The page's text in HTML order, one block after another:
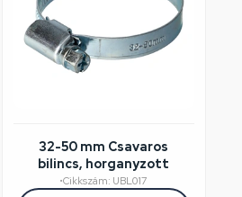
32-50 mm Csavaros
bilincs, horganyzott
•Cikkszám: UBL017